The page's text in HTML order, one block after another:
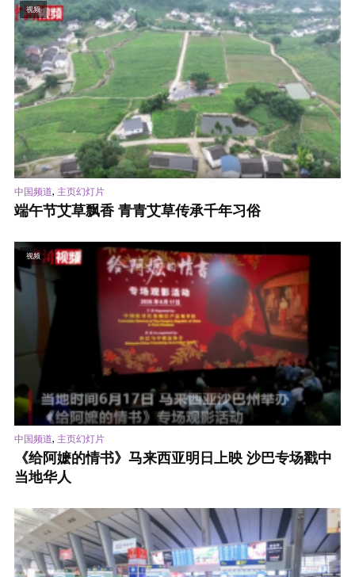
视频
中国频道, 主页幻灯片
端午节艾草飘香 青青艾草传承千年习俗
视频
中国频道, 主页幻灯片
《给阿嬷的情书》马来西亚明日上映 沙巴专场戳中
当地华人